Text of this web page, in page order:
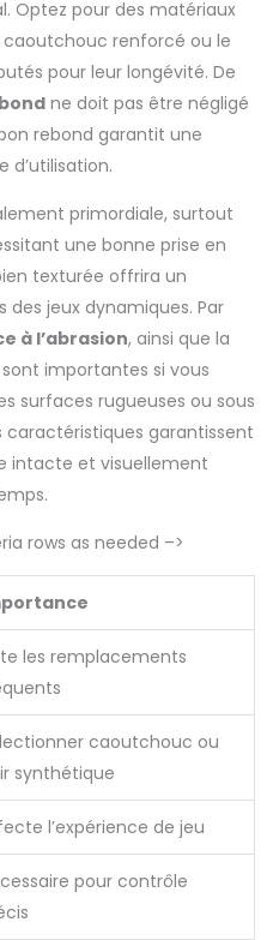
gymnastique pour les
texturée confortable et
massage des mains ou
un entraînement du
poignet.Les différents
niveaux de fermeté vous
offrent plus de choix et
garantissent une
de berger, Herding Balle
Conception de adaptables】
à différentes tailles de
ces Balle gonflable de
chien fonctionnent
bien dans les environnements
cours et les champs, offrant
à leur structure à grande
charge des périodes de jeu
chaque race.
Optez pour des matériaux
renforcé ou le
pour leur longévité. De
ne doit pas être négligé
rebond garantit une
d’utilisation.
primordiale, surtout
une bonne prise en
texturée offrira un
des jeux dynamiques. Par
à l’abrasion, ainsi que la
importantes si vous
surfaces rugueuses ou sous
caractéristiques garantissent
intacte et visuellement
rows as needed –>
les remplacements
caoutchouc ou
synthétique
l’expérience de jeu
pour contrôle